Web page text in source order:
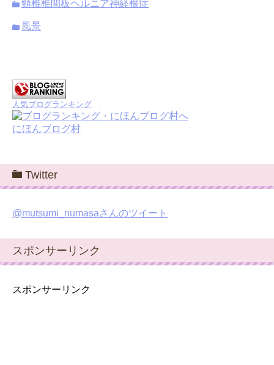
頸椎椎間板ヘルニア神経根症
風景
人気ブログランキング
にほんブログ村
Twitter
@mutsumi_numasaさんのツイート
スポンサーリンク
スポンサーリンク